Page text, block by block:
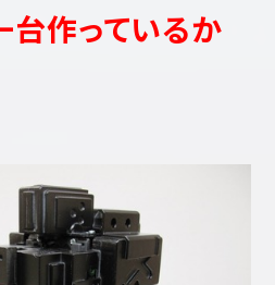
台作っているか